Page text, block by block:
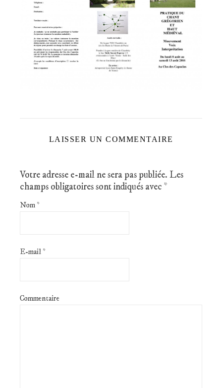
LAISSER UN COMMENTAIRE
Votre adresse e-mail ne sera pas publiée. Les
champs obligatoires sont indiqués avec *
Nom *
E-mail *
Commentaire